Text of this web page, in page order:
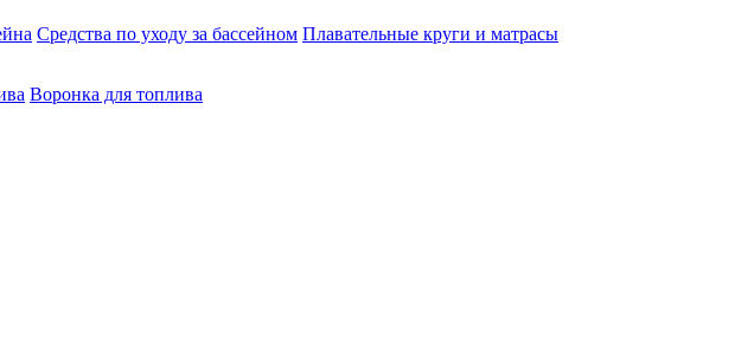
Средства по уходу за бассейном Плавательные круги и матрасы
Воронка для топлива